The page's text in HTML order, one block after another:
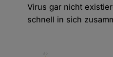
Virus gar nicht
schnell in sich